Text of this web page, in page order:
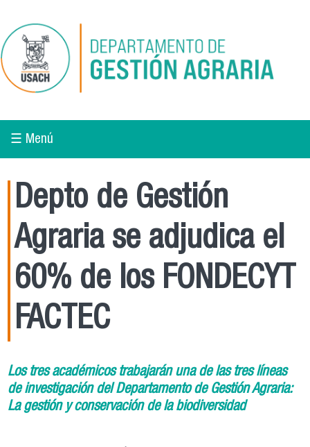
☰ Menú
Depto de Gestión
Agraria se adjudica el
60% de los FONDECYT
FACTEC
Los tres académicos trabajarán una de las tres líneas
de investigación del Departamento de Gestión Agraria:
La gestión y conservación de la biodiversidad